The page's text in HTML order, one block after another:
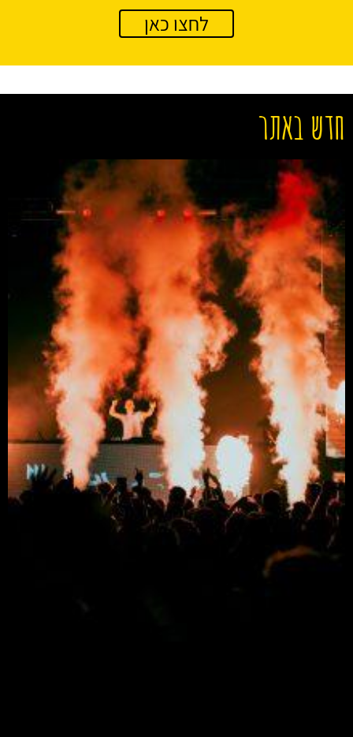
לחצו כאן
חדש באתר